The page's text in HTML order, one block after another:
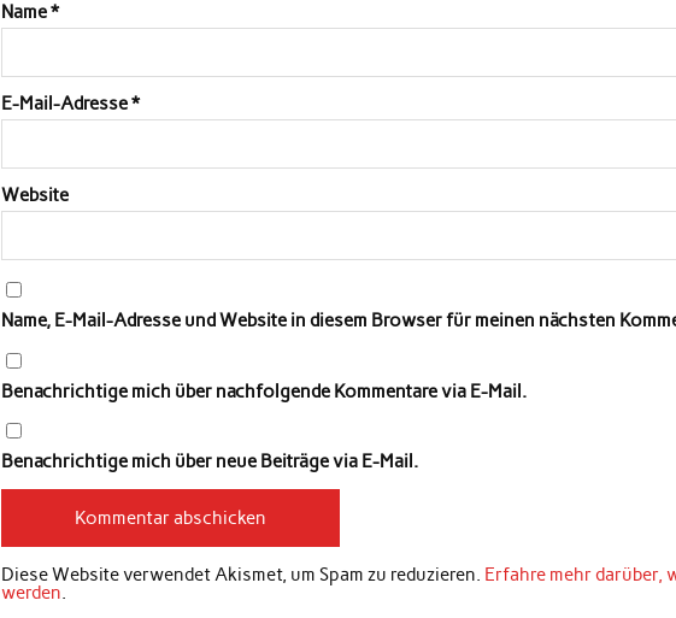
Name*
E-Mail-Adresse*
Website
Name, E-Mail-Adresse und Website in diesem Browser für meinen nächsten
Benachrichtige mich über nachfolgende Kommentare via E-Mail.
Benachrichtige mich über neue Beiträge via E-Mail.
Diese Website verwendet Akismet, um Spam zu reduzieren. Erfahre mehr darüber,
werden.